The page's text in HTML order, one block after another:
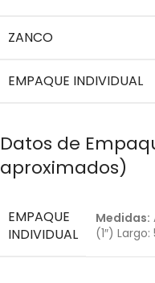
ZANCO
EMPAQUE INDIVIDUAL
Datos de
aproximados)
EMPAQUE
INDIVIDUAL
Medidas:
(1″)